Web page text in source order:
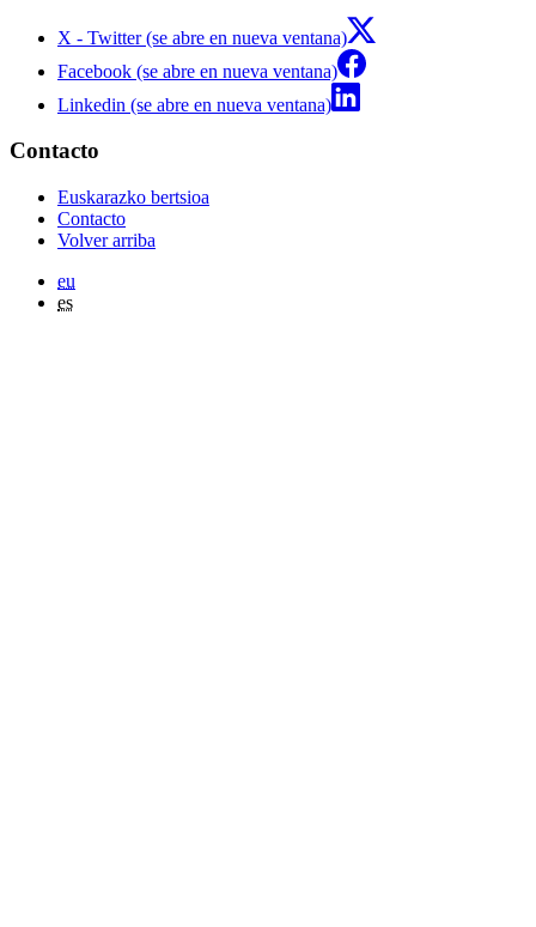
X - Twitter (se abre en nueva ventana)
Facebook (se abre en nueva ventana)
Linkedin (se abre en nueva ventana)
Contacto
Euskarazko bertsioa
Contacto
Volver arriba
eu
es